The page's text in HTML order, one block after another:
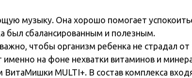
музыку. Она хорошо помогает
был сбалансированным и полезным.
чтобы организм ребенка не страдал
на фоне нехватки витаминов и
MULTI+. В состав комплекса